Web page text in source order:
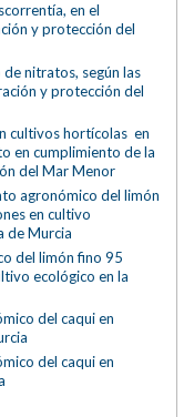
en el
y protección del
nitratos, según las
y protección del
cultivos hortícolas en
en cumplimiento de la
del Mar Menor
agronómico del limón
en cultivo
de Murcia
del limón fino 95
ecológico en la
del caqui en
del caqui en